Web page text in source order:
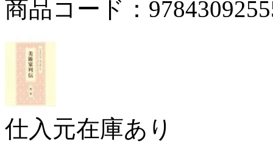
商品コード：
仕入元在庫あり